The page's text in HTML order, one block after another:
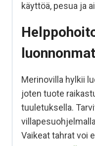
käyttöä, pesua ja
Merinovilla hylkii
joten tuote
tuuletuksella.
Vaikeat tahrat voi